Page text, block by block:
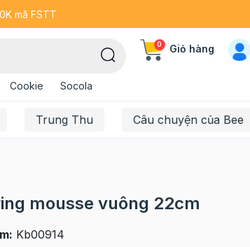
mã FSTT
Cookie Socola
0 Giỏ hàng
Trung Thu Câu chuyện của Bee
mousse vuông 22cm
Kb00914